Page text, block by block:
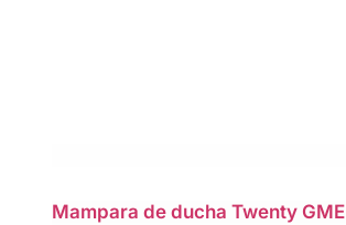
Mampara de ducha Twenty GME